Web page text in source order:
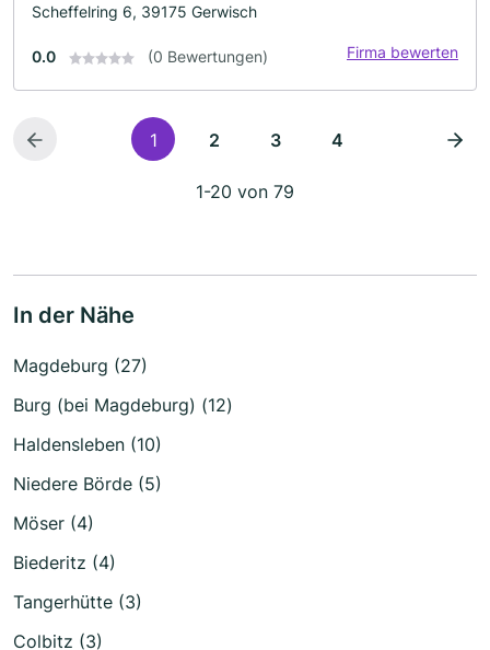
Scheffelring 6, 39175 Gerwisch
0.0 (0 Bewertungen) Firma bewerten
1 2 3 4
1-20 von 79
In der Nähe
Magdeburg (27)
Burg (bei Magdeburg) (12)
Haldensleben (10)
Niedere Börde (5)
Möser (4)
Biederitz (4)
Tangerhütte (3)
Colbitz (3)